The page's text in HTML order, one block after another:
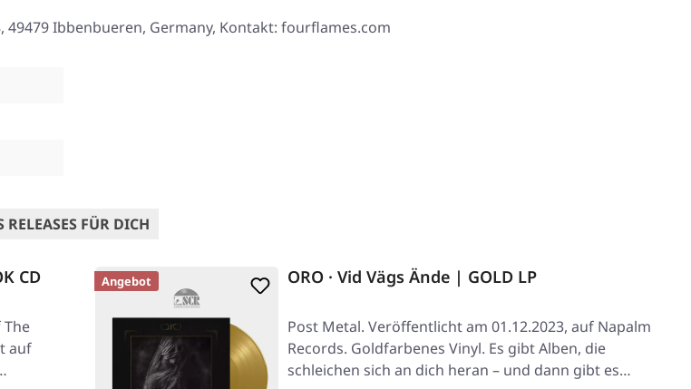
49479 Ibbenbueren, Germany, Kontakt: fourflames.com
RELEASES FÜR DICH
CD
auf
Angebot ORO · Vid Vägs Ände | GOLD LP
Post Metal. Veröffentlicht am 01.12.2023, auf Napalm
Records. Goldfarbenes Vinyl. Es gibt Alben, die
schleichen sich an dich heran – und dann gibt es…